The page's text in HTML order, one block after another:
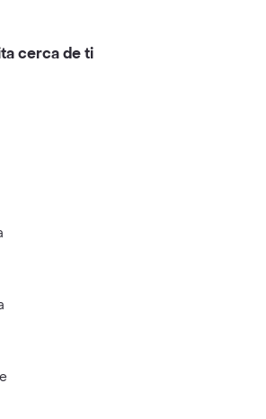
cerca de ti